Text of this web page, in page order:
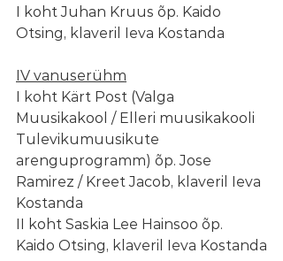
I koht Juhan Kruus õp. Kaido
Otsing, klaveril Ieva Kostanda
IV vanuserühm
I koht Kärt Post (Valga
Muusikakool / Elleri muusikakooli
Tulevikumuusikute
arenguprogramm) õp. Jose
Ramirez / Kreet Jacob, klaveril Ieva
Kostanda
II koht Saskia Lee Hainsoo õp.
Kaido Otsing, klaveril Ieva Kostanda